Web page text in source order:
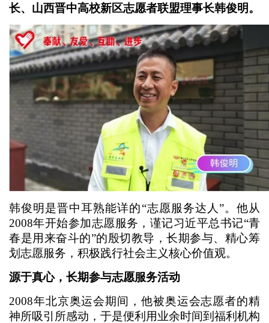
长、山西晋中高校新区志愿者联盟理事长韩俊明。
韩俊明是晋中耳熟能详的“志愿服务达人”。他从
2008年开始参加志愿服务，谨记习近平总书记“青
春是用来奋斗的”的殷切教导，长期参与、精心筹
划志愿服务，积极践行社会主义核心价值观。
源于真心，长期参与志愿服务活动
2008年北京奥运会期间，他被奥运会志愿者的精
神所吸引所感动，于是便利用业余时间到福利机构